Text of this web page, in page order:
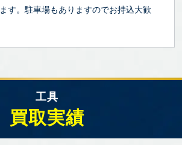
す。駐車場もありますのでお持込大歓
工具
買取実績